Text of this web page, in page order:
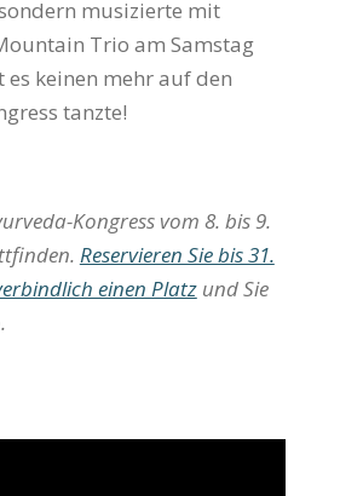
musizierte mit
Trio am Samstag
keinen mehr auf den
tanzte!
Kongress vom 8. bis 9.
Reservieren Sie bis 31.
einen Platzund Sie